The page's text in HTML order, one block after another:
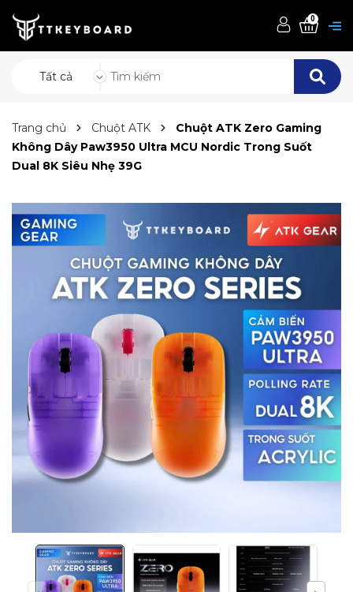
Tất cả
0
Trang chủ Chuột ATK
Chuột ATK Zero Gaming
Không Dây Paw3950 Ultra MCU Nordic Trong Suốt
Dual 8K Siêu Nhẹ 39G